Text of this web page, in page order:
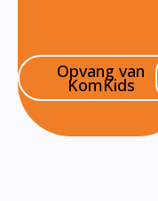
Opvang van
KomKids